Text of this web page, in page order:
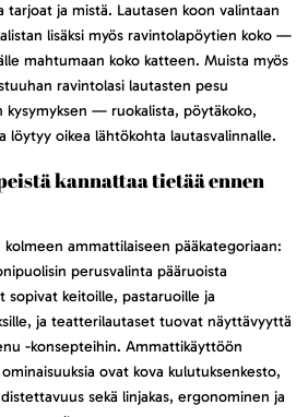
tarjoat ja mistä. Lautasen koon valintaan
lisäksi myös ravintolapöytien koko —
mahtumaan koko katteen. Muista myös
ravintolasi lautasten pesu
kysymyksen — ruokalista, pöytäkoko,
oikea lähtökohta lautasvalinnalle.
kannattaa tietää ennen
kolmeen ammattilaiseen pääkategoriaan:
perusvalinta pääruoista
sopivat keitoille, pastaruoille ja
ja teatterilautaset tuovat näyttävyyttä
-konsepteihin. Ammattikäyttöön
ovat kova kulutuksenkesto,
sekä linjakas, ergonominen ja